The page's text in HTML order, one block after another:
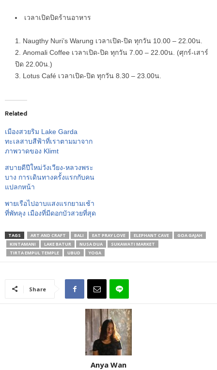
เวลาเปิดปิดร้านอาหาร
Naugthy Nuri’s Warung เวลาเปิด-ปิด ทุกวัน 10.00 – 22.00น.
Anomali Coffee เวลาเปิด-ปิด ทุกวัน 7.00 – 22.00น. (ศุกร์-เสาร์
ปิด 22.00น.)
Lotus Café เวลาเปิด-ปิด ทุกวัน 8.30 – 23.00น.
Related
เมืองสวยริม Lake Garda
ทะเลสาบสีฟ้าที่เราตามมาจาก
ภาพวาดของ Klimt
สบายดีปีใหม่วังเวียง-หลวงพระ
บาง การเดินทางครั้งแรกกับคน
แปลกหน้า
พายเรือไปอาบแสงแรกยามเช้า
ที่พัทลุง เมืองที่มีดอกบัวสวยที่สุด
TAGS ART AND CRAFT BALI EAT PRAY LOVE ELEPHANT CAVE
GOA GAJAH
KINTAMANI
LAKE BATUR NUSA DUA
SUKAWATI MARKET
TIRTA EMPUL TEMPLE
UBUD YOGA
Share
Anya Wan